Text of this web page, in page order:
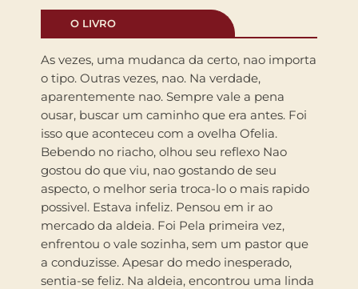
O LIVRO
As vezes, uma mudanca da certo, nao importa
o tipo. Outras vezes, nao. Na verdade,
aparentemente nao. Sempre vale a pena
ousar, buscar um caminho que era antes. Foi
isso que aconteceu com a ovelha Ofelia.
Bebendo no riacho, olhou seu reflexo Nao
gostou do que viu, nao gostando de seu
aspecto, o melhor seria troca-lo o mais rapido
possivel. Estava infeliz. Pensou em ir ao
mercado da aldeia. Foi Pela primeira vez,
enfrentou o vale sozinha, sem um pastor que
a conduzisse. Apesar do medo inesperado,
sentia-se feliz. Na aldeia, encontrou uma linda